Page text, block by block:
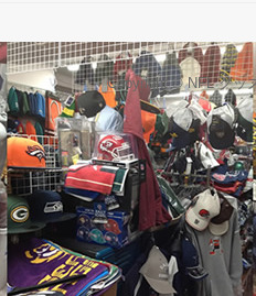
Copyright © NFL グッ